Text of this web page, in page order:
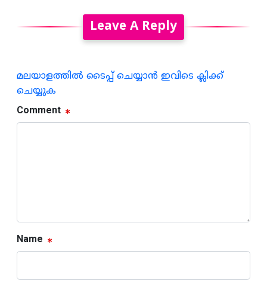
Leave A Reply
മലയാളത്തില്‍ ടൈപ്പ് ചെയ്യാന്‍ ഇവിടെ ക്ലിക്ക്
ചെയ്യുക
Comment
Name